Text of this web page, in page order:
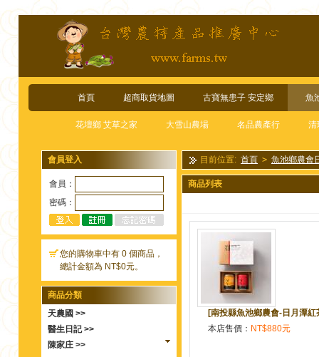
首頁 超商取貨地圖 古寶無患子 安定鄉 魚
花壇鄉 艾草之家 大雪山農場 名品農產行 清
會員登入
會員：
密碼：
您的購物車中有 0 個商品，
總計金額為 NT$0元。
商品分類
天農國 >>
醫生日記 >>
陳家庄 >>
目前位置: 首頁 > 魚池鄉農會
商品列表
[南投縣魚池鄉農會-日月潭
本店售價： NT$880元